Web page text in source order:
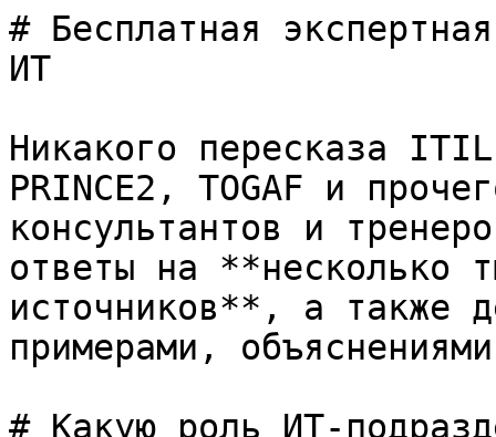
# Бесплатная
ИТ
Никакого пересказа
PRINCE2, TOGAF и
консультантов и
ответы на **несколько
источников**, а также
примерами,
# Какую роль ИТ-